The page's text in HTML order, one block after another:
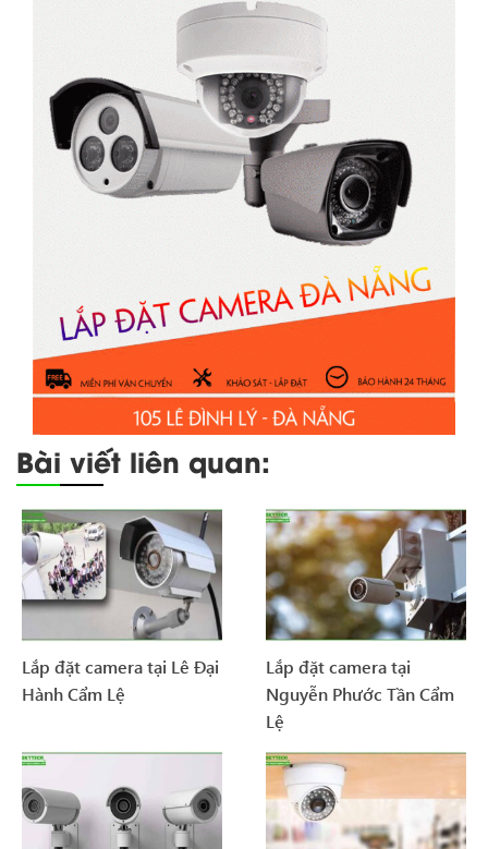
Bài viết liên quan:
Lắp đặt camera tại Lê Đại
Hành Cẩm Lệ
Lắp đặt camera tại
Nguyễn Phước Tần Cẩm
Lệ